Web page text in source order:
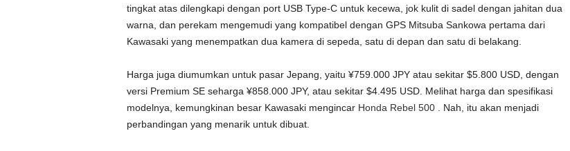
tingkat atas dilengkapi dengan port USB Type-C untuk kecewa, jok kulit di sadel dengan jahitan dua
warna, dan perekam mengemudi yang kompatibel dengan GPS Mitsuba Sankowa pertama dari
Kawasaki yang menempatkan dua kamera di sepeda, satu di depan dan satu di belakang.
Harga juga diumumkan untuk pasar Jepang, yaitu ¥759.000 JPY atau sekitar $5.800 USD, dengan
versi Premium SE seharga ¥858.000 JPY, atau sekitar $4.495 USD. Melihat harga dan spesifikasi
modelnya, kemungkinan besar Kawasaki mengincar Honda Rebel 500. Nah, itu akan menjadi
perbandingan yang menarik untuk dibuat.